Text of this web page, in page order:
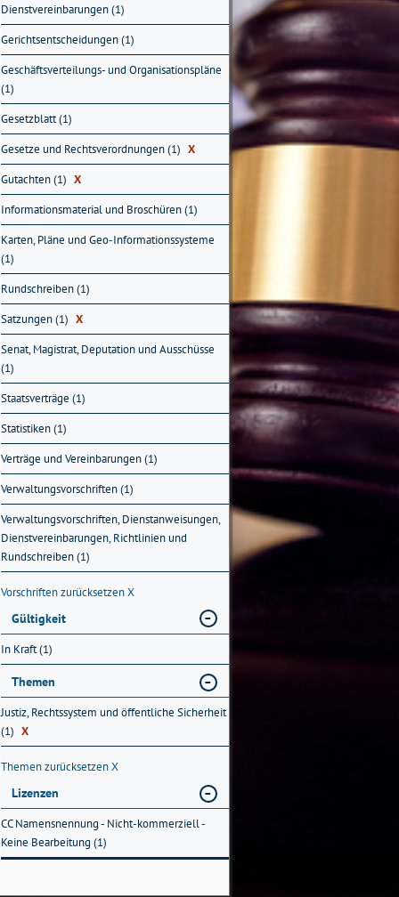
Dienstvereinbarungen (1)
Gerichtsentscheidungen (1)
Geschäftsverteilungs- und Organisationspläne
(1)
Gesetzblatt (1)
Gesetze und Rechtsverordnungen (1) X
Gutachten (1) X
Informationsmaterial und Broschüren (1)
Karten, Pläne und Geo-Informationssysteme
(1)
Rundschreiben (1)
Satzungen (1) X
Senat, Magistrat, Deputation und Ausschüsse
(1)
Staatsverträge (1)
Statistiken (1)
Verträge und Vereinbarungen (1)
Verwaltungsvorschriften (1)
Verwaltungsvorschriften, Dienstanweisungen,
Dienstvereinbarungen, Richtlinien und
Rundschreiben (1)
Vorschriften zurücksetzenX
Gültigkeit
In Kraft (1)
Themen
Justiz, Rechtssystem und öffentliche Sicherheit
(1) X
Themen zurücksetzenX
Lizenzen
CC Namensnennung - Nicht-kommerziell -
Keine Bearbeitung (1)